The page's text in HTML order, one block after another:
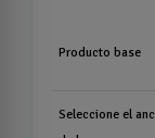
Producto base
Seleccione el